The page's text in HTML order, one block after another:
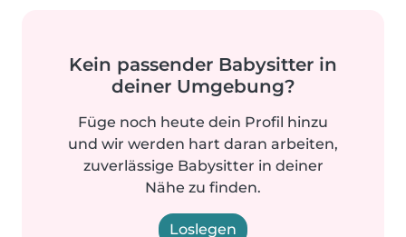
Kein passender Babysitter in
deiner Umgebung?
Füge noch heute dein Profil hinzu
und wir werden hart daran arbeiten,
zuverlässige Babysitter in deiner
Nähe zu finden.
Loslegen